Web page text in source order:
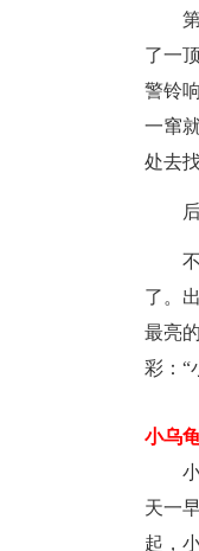
第2
了一
警铃
一窜
处去
后来
不久
了。
最亮
彩：“
小乌
小乌
天一
起，